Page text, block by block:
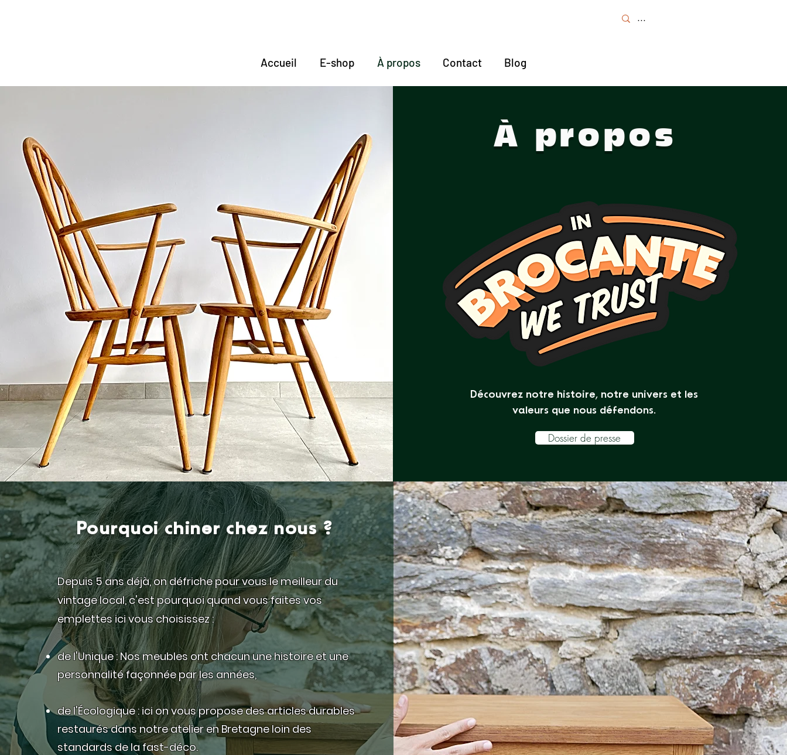
Accueil E-shop À propos Contact Blog
À propos
Découvrez notre histoire, notre univers et les
valeurs que nous défendons.
Dossier de presse
Pourquoi chiner chez nous ?
Depuis 5 ans déjà, on défriche pour vous le meilleur du
vintage local, c'est pourquoi quand vous faites vos
emplettes ici vous choisissez :
de l'Unique : Nos meubles ont chacun une histoire et une
personnalité façonnée par les années,
de l'Écologique : ici on vous propose des articles durables
restaurés dans notre atelier en Bretagne loin des
standards de la fast-déco.